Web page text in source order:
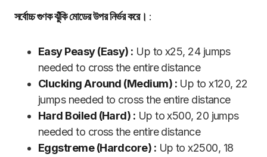
সর্বোচ্চ গুণক ঝুঁকি মোডের উপর নির্ভর করে। :
Easy Peasy (Easy) : Up to x25, 24 jumps
needed to cross the entire distance
Clucking Around (Medium) :Up to x120, 22
jumps needed to cross the entire distance
Hard Boiled (Hard) : Up to x500, 20 jumps
needed to cross the entire distance
Eggstreme (Hardcore) : Up to x2500, 18